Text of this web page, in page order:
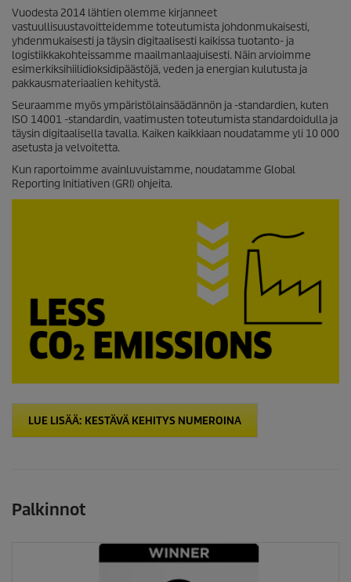
/
0
s
e
k
u
n
e
j
a
Vuodesta 2014 lähtien olemme kirjanneet
vastuullisuustavoitteidemme toteutumista johdonmukaisesti,
yhdenmukaisesti ja täysin digitaalisesti kaikissa tuotanto- ja
logistiikkakohteissamme maailmanlaajuisesti. Näin arvioimme
esimerkiksihiilidioksidipäästöjä, veden ja energian kulutusta ja
pakkausmateriaalien kehitystä.
Seuraamme myös ympäristölainsäädännön ja -standardien, kuten
ISO 14001 -standardin, vaatimusten toteutumista standardoidulla ja
täysin digitaalisella tavalla. Kaiken kaikkiaan noudatamme yli 10 000
asetusta ja velvoitetta.
Kun raportoimme avainluvuistamme, noudatamme Global
Reporting Initiativen (GRI) ohjeita.
LUE LISÄÄ: KESTÄVÄ KEHITYS NUMEROINA
Palkinnot